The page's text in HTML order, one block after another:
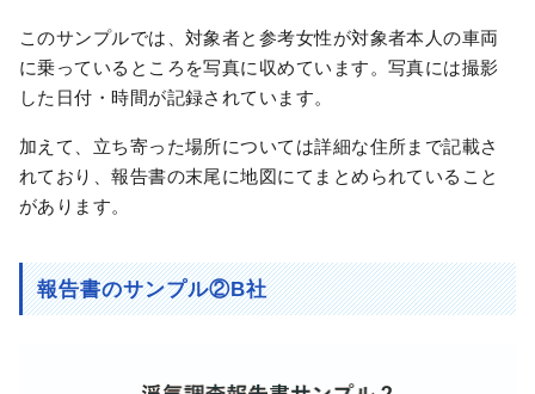
このサンプルでは、対象者と参考女性が対象者本人の車両
に乗っているところを写真に収めています。写真には撮影
した日付・時間が記録されています。
加えて、立ち寄った場所については詳細な住所まで記載さ
れており、報告書の末尾に地図にてまとめられていること
があります。
報告書のサンプル②B社